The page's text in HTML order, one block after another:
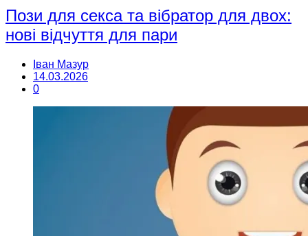
Пози для секса та вібратор для двох:
нові відчуття для пари
Іван Мазур
14.03.2026
0